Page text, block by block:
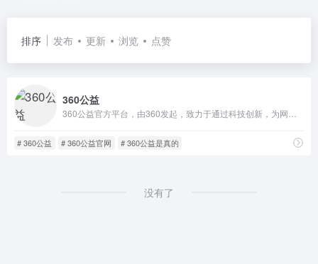
排序 发布 更新 浏览 点赞
360公益
# 360公益 # 360公益官网 # 360公益是真的
没有了